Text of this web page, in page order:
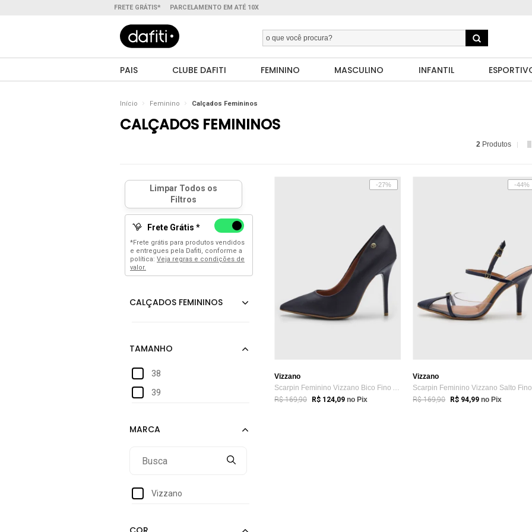
FRETE GRÁTIS* PARCELAMENTO EM ATÉ 10X
PAIS CLUBE DAFITI FEMININO MASCULINO INFANTIL
Início Feminino Calçados Femininos
CALÇADOS FEMININOS
2 Produtos
Frete Grátis *
*Frete grátis para produtos vendidos
e entregues pela Dafiti, conforme a
política: Veja regras e condições de
valor.
38
39
Vizzano
-27%
Vizzano
Scarpin Feminino Vizzano Bico Fino Azul Marinho
R$ 169,90 R$ 124,09 no Pix
-44%
Vizzano
R$ 169,90 R$ 94,99 no Pix